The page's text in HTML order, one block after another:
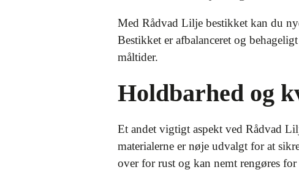
Med Rådvad Lilje bestikket kan du
Bestikket er afbalanceret og
måltider.
Holdbarhed og
Et andet vigtigt aspekt ved Rådvad
materialerne er nøje udvalgt for at
over for rust og kan nemt rengøres